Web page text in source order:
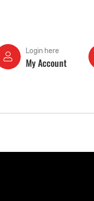
Login here
My Account